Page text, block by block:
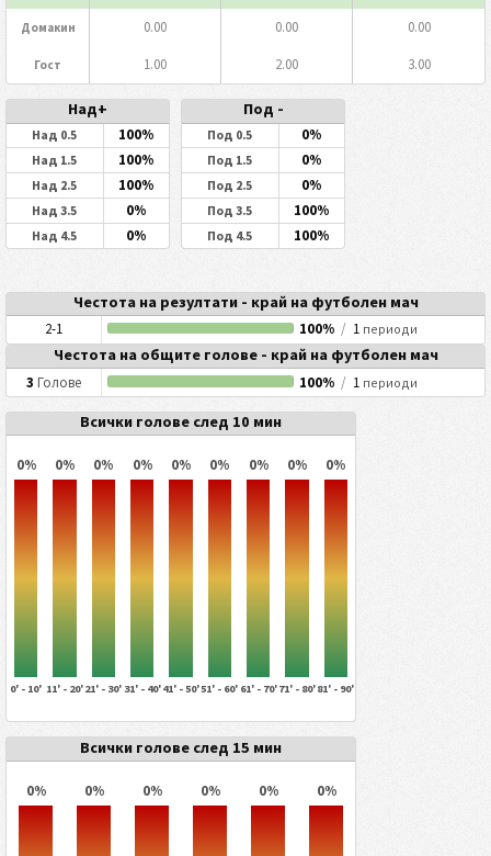
Домакин 0.00 0.00 0.00
Гост 1.00 2.00 3.00
Над+
Над 0.5 100%
Над 1.5 100%
Над 2.5 100%
Над 3.5 0%
Над 4.5 0%
Под -
Под 0.5 0%
Под 1.5 0%
Под 2.5 0%
Под 3.5 100%
Под 4.5 100%
Честота на резултати - край на футболен мач
2-1 100% /1 периоди
Честота на общите голове - край на футболен мач
3Голове 100% /1 периоди
Всички голове след 10 мин
0% 0% 0% 0% 0% 0% 0% 0% 0%
0' - 10' 11' - 20'21' - 30' 31' - 40'41' - 50'51' - 60' 61' - 70'71' - 80'81' - 90'
Всички голове след 15 мин
0% 0% 0% 0% 0% 0%